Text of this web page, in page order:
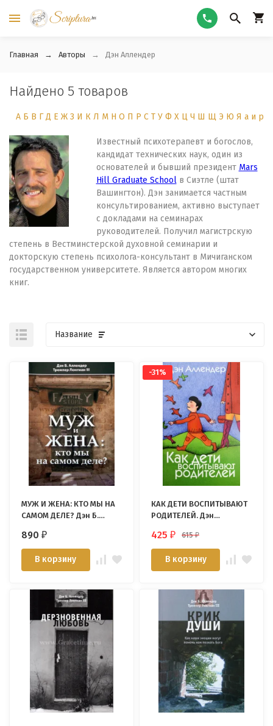
Главная Авторы Дэн Аллендер
Найдено 5 товаров
А Б В Г Д Е Ж З И К Л М Н О П Р С Т У Ф Х Ц Ч Ш Щ Э Ю Я а и р
Известный психотерапевт и богослов,
кандидат технических наук, один из
основателей и бывший президент Mars
Hill Graduate Schoolв Сиэтле (штат
Вашингтон). Дэн занимается частным
консультированием, активно выступает
с докладами на семинарах
руководителей. Получил магистрскую
степень в Вестминстерской духовной семинарии и
докторскую степень психолога-консультант в Мичиганском
государственном университете. Является автором многих
книг.
Название
МУЖ И ЖЕНА: КТО МЫ НА
САМОМ ДЕЛЕ? Дэн Б.
Лонгман III
890₽
В корзину
-31%
КАК ДЕТИ ВОСПИТЫВАЮТ
РОДИТЕЛЕЙ. Дэн
425₽ 615₽
В корзину